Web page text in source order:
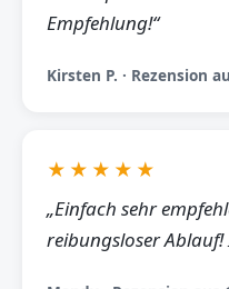
Empfehlung!“
Kirsten P. · Rezension
★★★★★
„Einfach sehr
reibungsloser